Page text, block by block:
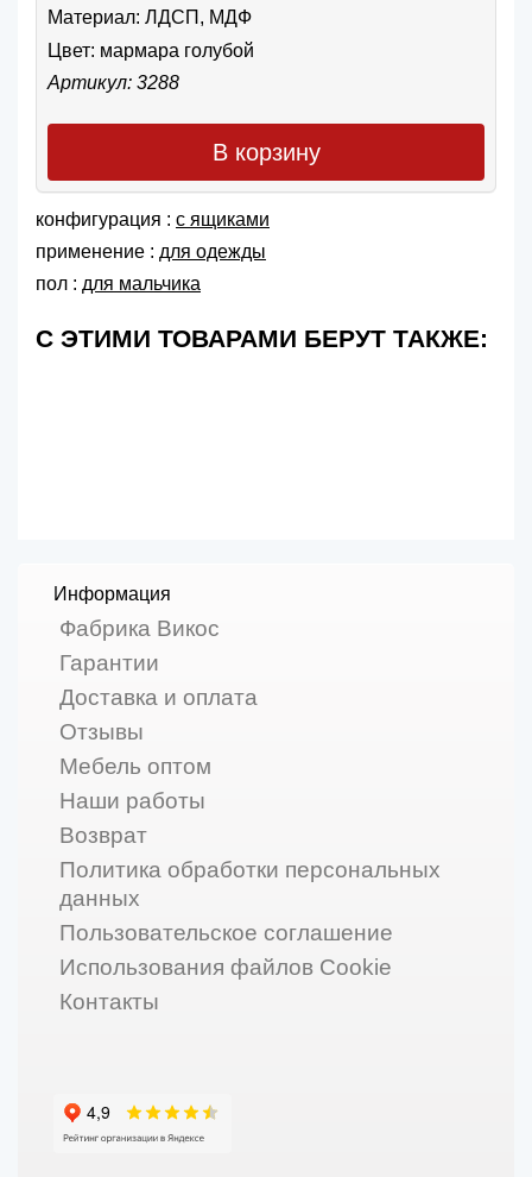
Материал: ЛДСП, МДФ
Цвет: мармара голубой
Артикул: 3288
В корзину
конфигурация : с ящиками
применение : для одежды
пол : для мальчика
С ЭТИМИ ТОВАРАМИ БЕРУТ ТАКЖЕ:
Информация
Фабрика Викос
Гарантии
Доставка и оплата
Отзывы
Мебель оптом
Наши работы
Возврат
Политика обработки персональных
данных
Пользовательское соглашение
Использования файлов Cookie
Контакты